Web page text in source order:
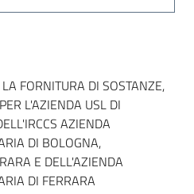
FORNITURA DI SOSTANZE,
L'AZIENDA USL DI
AZIENDA
DI BOLOGNA,
E DELL'AZIENDA
DI FERRARA